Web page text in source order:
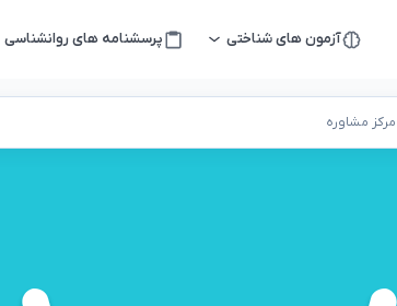
آزمون های شناختی پرسشنامه های روانشناسی
مشاوره